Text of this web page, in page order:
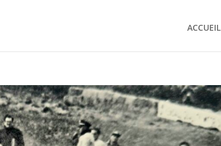
ACCUEIL